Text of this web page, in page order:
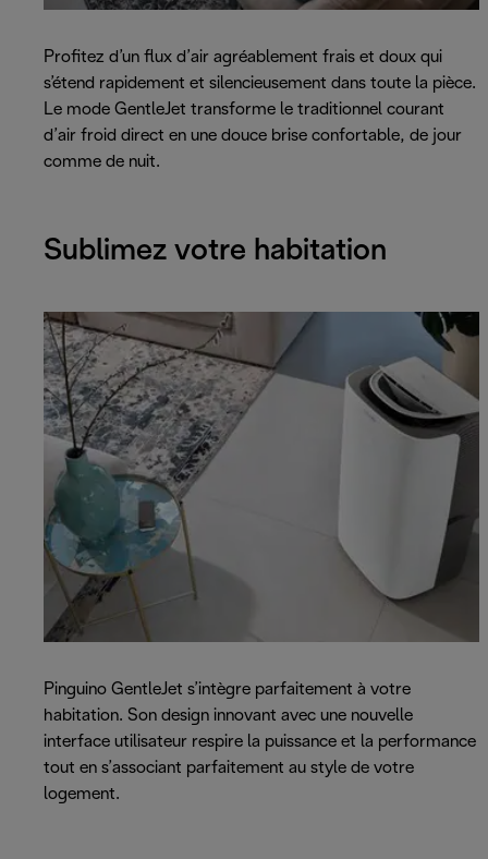
Profitez d’un flux d’air agréablement frais et doux qui
s’étend rapidement et silencieusement dans toute la pièce.
Le mode GentleJet transforme le traditionnel courant
d’air froid direct en une douce brise confortable, de jour
comme de nuit.
Sublimez votre habitation
Pinguino GentleJet s’intègre parfaitement à votre
habitation. Son design innovant avec une nouvelle
interface utilisateur respire la puissance et la performance
tout en s’associant parfaitement au style de votre
logement.